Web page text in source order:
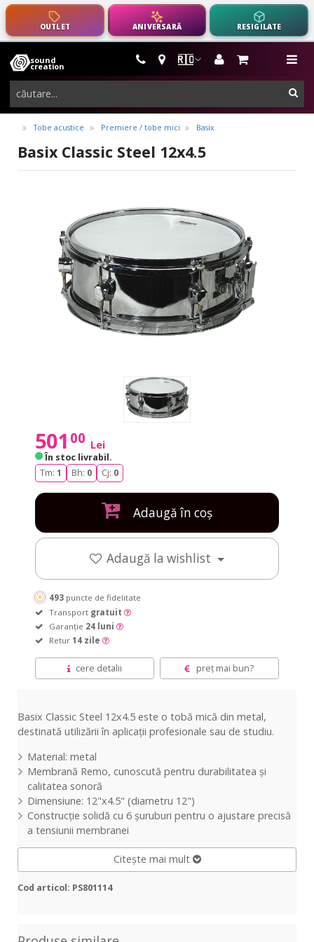
OUTLET ANIVERSARĂ RESIGILATE
🇷🇴
sound
creation
instrumente
muzicale,
echipamente
pro-
audio
Tobe acustice Premiere / tobe mici Basix
Basix Classic Steel 12x4.5
501 00 Lei
În stoc livrabil.
Tm: 1 Bh: 0 Cj: 0
Adaugă în coș
Adaugă la wishlist
493 puncte de fidelitate
Transport gratuit
Garanție 24 luni
Retur 14 zile
cere detalii preț mai bun?
Basix Classic Steel 12x4.5 este o tobă mică din metal,
destinată utilizării în aplicații profesionale sau de studiu.
Material: metal
Membrană Remo, cunoscută pentru durabilitatea și
calitatea sonoră
Dimensiune: 12"x4.5" (diametru 12")
Construcție solidă cu 6 șuruburi pentru o ajustare precisă
a tensiunii membranei
Citește mai mult
Cod articol: PS801114